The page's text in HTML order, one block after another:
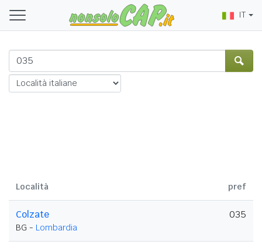
IT
Località pref
Colzate
BG - Lombardia
035